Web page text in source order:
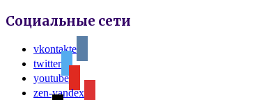
Социальные сети
vkontakte
twitter
youtube
zen-yandex